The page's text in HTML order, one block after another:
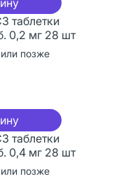
таблетки
0,2 мг 28 шт
позже
таблетки
0,4 мг 28 шт
позже